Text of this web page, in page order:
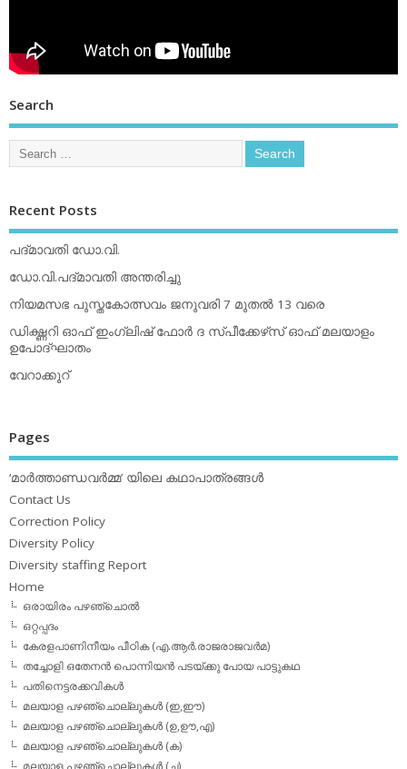
Search
Recent Posts
പദ്മാവതി ഡോ.വി.
ഡോ.വി.പദ്മാവതി അന്തരിച്ചു
നിയമസഭ പുസ്തകോത്സവം ജനുവരി 7 മുതല്‍ 13 വരെ
ഡിക്ഷ്ണറി ഓഫ് ഇംഗ്ലിഷ് ഫോര്‍ ദ സ്പീക്കേഴ്‌സ് ഓഫ് മലയാളം
ഉപോദ്ഘാതം
വേറാക്കൂറ്
Pages
‘മാര്‍ത്താണ്ഡവര്‍മ്മ’ യിലെ കഥാപാത്രങ്ങള്‍
Contact Us
Correction Policy
Diversity Policy
Diversity staffing Report
Home
ഒരായിരം പഴഞ്ചൊല്‍
ഒറ്റപ്പദം
കേരളപാണിനീയം പീഠിക (എ.ആര്‍.രാജരാജവര്‍മ)
തച്ചോളി ഒതേനൻ പൊന്നിയൻ പടയ്‌ക്കു പോയ പാട്ടുകഥ
പതിനെട്ടരക്കവികള്‍
മലയാള പഴഞ്ചൊല്ലുകള്‍ (ഇ,ഈ)
മലയാള പഴഞ്ചൊല്ലുകള്‍ (ഉ,ഊ,എ)
മലയാള പഴഞ്ചൊല്ലുകള്‍ (ക)
മലയാള പഴഞ്ചൊല്ലുകള്‍ (ച)